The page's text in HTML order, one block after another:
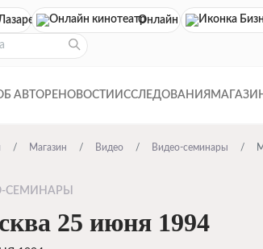
Онлайн кинотеатр
АВТОРЕ НОВОСТИ ИССЛЕДОВАНИЯ
Магазин Видео Видео-семинары
СЕМИНАРЫ
25 июня 1994